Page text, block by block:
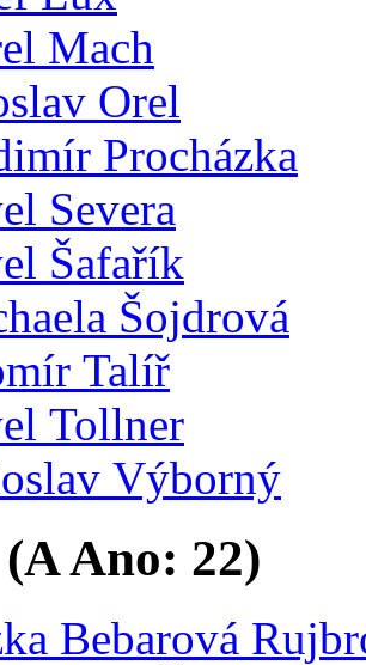
Mach
Orel
Procházka
Severa
Šafařík
Šojdrová
Talíř
Tollner
Výborný
AAno: 22)
Bebarová